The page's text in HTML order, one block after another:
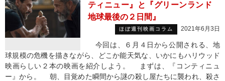
ティニュー』と『グリーンランド
地球最後の２日間』
ほぼ週刊映画コラム 2021年6月3日
今回は、６月４日から公開される、地
球規模の危機を描きながら、どこか能天気な、いかにもハリウッド
映画らしい２本の映画を紹介しよう。 まずは、『コンティニュ
ー』から。 朝、目覚めた瞬間から謎の殺し屋たちに襲われ、殺さ